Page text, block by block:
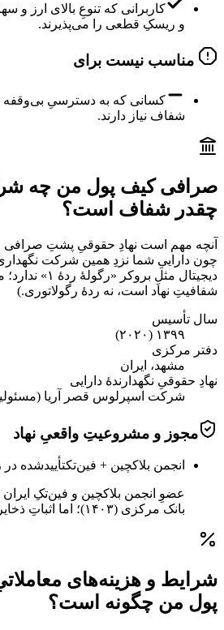
کاربرانی که تنوعِ بالای ارز و
و ریسکِ قطعی را می‌پذیرند.
مناسب نیست برای
کسانی که به دسترسیِ بی‌وقفه
شفاف نیاز دارند.
صرافی کیف پول من چه
چقدر شفاف است؟
آنچه مهم است نهادِ حقوقیِ پشتِ
چون داراییِ شما نزدِ همین شرکت
دیجیتال مثلِ
شفافیتِ نهاد است، نه ردهٔ رگولاتوری.)
سال تأسیس
۱۳۹۹ (۲۰۲۰)
دفتر مرکزی
مشهد، ایران
نهادِ حقوقیِ نگهدارندهٔ دارایی
شرکت اسپرلوس قصر آریا
مجوز و مشروعیتِ واقعیِ نهاد
انجمن بلاکچین + فین‌تکتأییدشده در
عضوِ انجمن بلاکچین و فین‌تکِ
بانک مرکزی (۱۴۰۳)؛ اما اثباتِ ذخایر منتشر نمی‌کند.
شرایط و هزینه‌های
پول من چگونه است؟